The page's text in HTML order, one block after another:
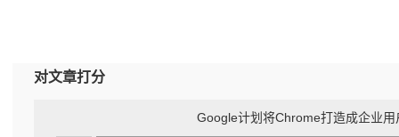
对文章打分
Google计划将Chrome打造成企业用